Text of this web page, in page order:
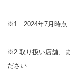
※1 2024年7月時点
※2 取り扱い店舗、
ださい